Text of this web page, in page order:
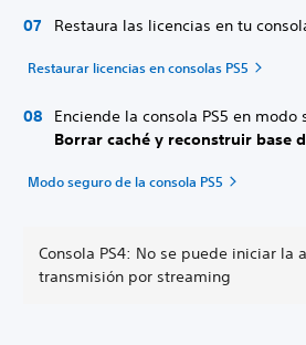
Restaura las licencias en tu
Restaurar licencias en consolas PS5
Enciende la consola PS5 en modo
Borrar caché y reconstruir base
Modo seguro de la consola PS5
Consola PS4: No se puede iniciar la
transmisión por streaming